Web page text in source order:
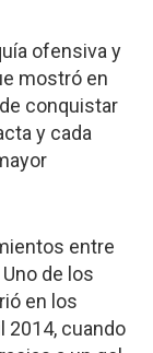
ofensiva y
mostró en
conquistar
y cada
entre
de los
en los
2014, cuando